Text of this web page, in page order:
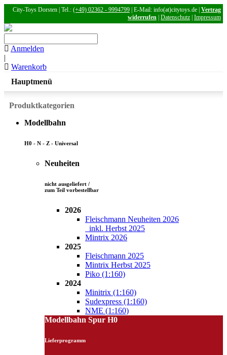
City-Toys Dorsten | Tel.: (+49) 02362 - 9994799 | E-Mail: info(at)citytoys.de | Vertrag
widerrufen Datenschutz Impressum
Anmelden
|
Warenkorb
Hauptmenü
Produktkategorien
Modellbahn
H0 - N - Z - Universal
Neuheiten
nicht ausgeliefert /
zum Teil vorbestellbar
2026
Fleischmann Neuheiten 2026
inkl. Herbst 2025
Mintrix 2026
2025
Fleischmann 2025
Mintrix Herbst 2025
Piko (1:160)
2024
Minitrix (1:160)
Sudexpress (1:160)
NME (1:160)
Modellbahn Spur H0
Lieferprogramm